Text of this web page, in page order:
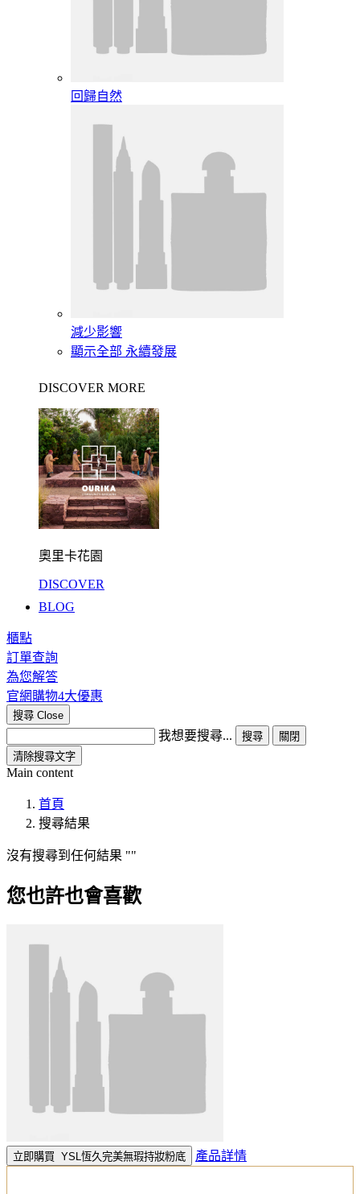
回歸自然
減少影響
顯示全部 永續發展
DISCOVER MORE
奧里卡花園
DISCOVER
BLOG
櫃點
訂單查詢
為您解答
官網購物4大優惠
搜尋 Close
我想要搜尋... 搜尋
關閉
清除搜尋文字
Main content
首頁
搜尋結果
沒有搜尋到任何結果
您也許也會喜歡
立即購買 YSL恆久完美無瑕持妝粉底 產品詳情